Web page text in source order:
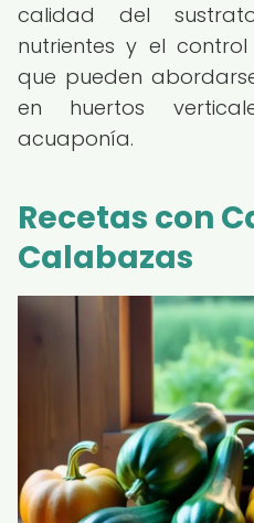
calidad del
nutrientes y el
que pueden
en huertos
acuaponía.
Recetas con
Calabazas